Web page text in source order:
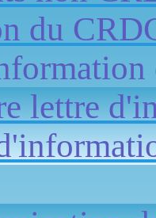
du
lettre